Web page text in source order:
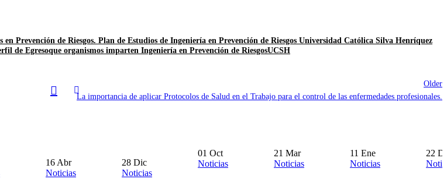
en Prevención de Riesgos. Plan de Estudios de Ingeniería en Prevención de Riesgos Universidad Católica Silva Henríquez
de Egresoque organismos imparten Ingeniería en Prevención de RiesgosUCSH
Older
La importancia de aplicar Protocolos de Salud en el Trabajo para el control de las enfermedades profesionales.
16 Abr
Noticias
28 Dic
Noticias
01 Oct
Noticias
21 Mar
Noticias
11 Ene
Noticias
22